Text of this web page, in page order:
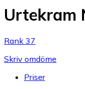
Urtekram
Rank 37
Skriv omdöme
Priser